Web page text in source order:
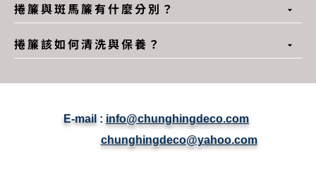
捲簾與斑馬簾有什麼分別？
捲簾該如何清洗與保養？
E-mail : info@chunghingdeco.com
chunghingdeco@yahoo.com